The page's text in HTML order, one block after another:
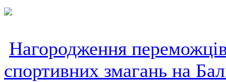
Нагородження
спортивних змагань на